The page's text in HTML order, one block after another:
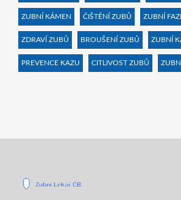
ZUBNÍ KÁMEN ČIŠTĚNÍ ZUBŮ ZUBNÍ
ZDRAVÍ ZUBŮ BROUŠENÍ ZUBŮ ZUBNÍ
PREVENCE KAZU CITLIVOST ZUBŮ